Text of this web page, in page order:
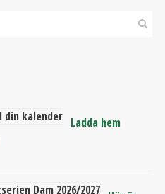
Ladda hem